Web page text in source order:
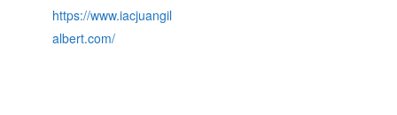
https://www.iacjuangil
albert.com/